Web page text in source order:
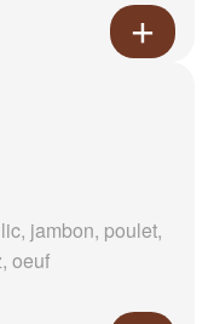
jambon, poulet,
oeuf